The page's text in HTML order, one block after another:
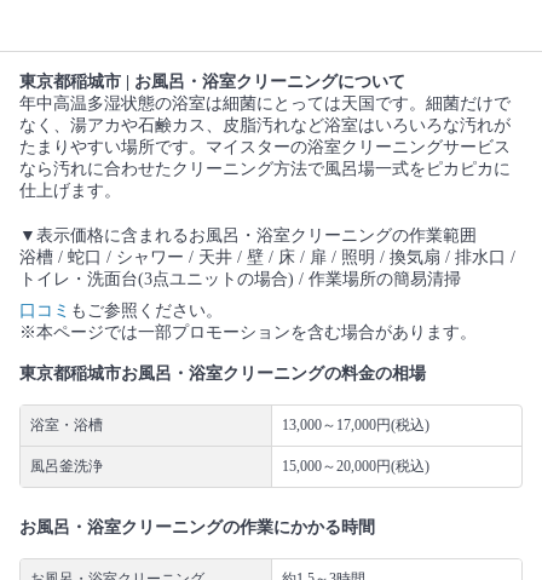
東京都稲城市 | お風呂・浴室クリーニングについて
年中高温多湿状態の浴室は細菌にとっては天国です。細菌だけで
なく、湯アカや石鹸カス、皮脂汚れなど浴室はいろいろな汚れが
たまりやすい場所です。マイスターの浴室クリーニングサービス
なら汚れに合わせたクリーニング方法で風呂場一式をピカピカに
仕上げます。
▼表示価格に含まれるお風呂・浴室クリーニングの作業範囲
浴槽 / 蛇口 / シャワー / 天井 / 壁 / 床 / 扉 / 照明 / 換気扇 / 排水口 /
トイレ・洗面台(3点ユニットの場合) / 作業場所の簡易清掃
口コミ もご参照ください。
※本ページでは一部プロモーションを含む場合があります。
東京都稲城市お風呂・浴室クリーニングの料金の相場
浴室・浴槽 13,000～17,000円(税込)
風呂釜洗浄 15,000～20,000円(税込)
お風呂・浴室クリーニングの作業にかかる時間